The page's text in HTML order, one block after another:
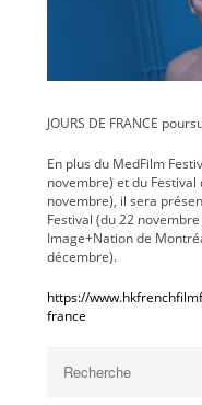
JOURS DE FRANCE
En plus du MedFilm
novembre) et du Festival
novembre), il sera
Festival (du 22
Image+Nation de
décembre).
https://
france